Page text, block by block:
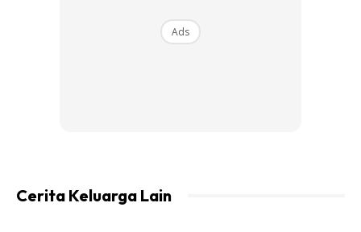
Ads
Cerita Keluarga Lain